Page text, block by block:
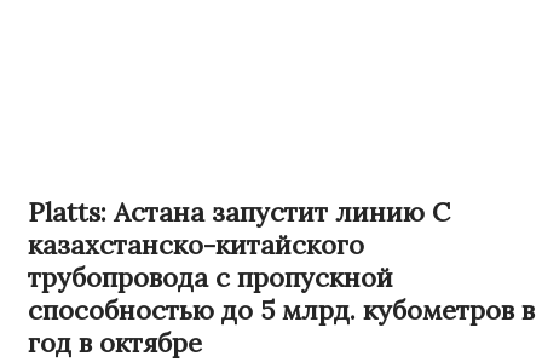
Platts: Астана запустит линию C
казахстанско-китайского
трубопровода с пропускной
способностью до 5 млрд. кубометров в
год в октябре